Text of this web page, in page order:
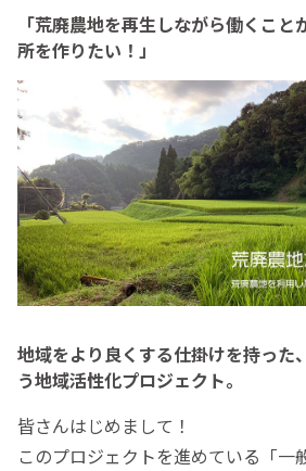
「荒廃農地を再生しながら働くこ
所を作りたい！」
地域をより良くする仕掛けを持った
う地域活性化プロジェクト。
皆さんはじめまして！
このプロジェクトを進めている「一